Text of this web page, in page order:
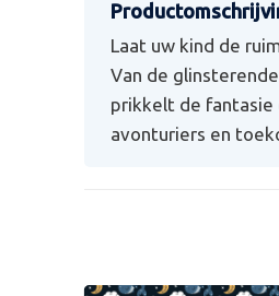
Laat uw kind de
Van de
prikkelt de fantasie
avonturiers en